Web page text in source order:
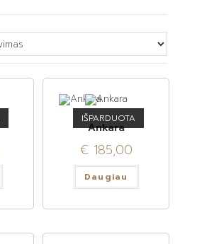
IŠPARDUOTA
Ankara
€185,00
Daugiau